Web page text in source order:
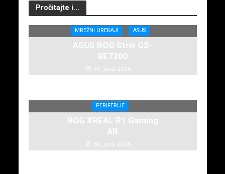
Pročitajte i...
MREŽNI UREĐAJI ASUS
ASUS ROG Strix GS-
BE7200
30. juna 2026.
PERIFERIJE
ROG XREAL R1 Gaming
AR
30. juna 2026.